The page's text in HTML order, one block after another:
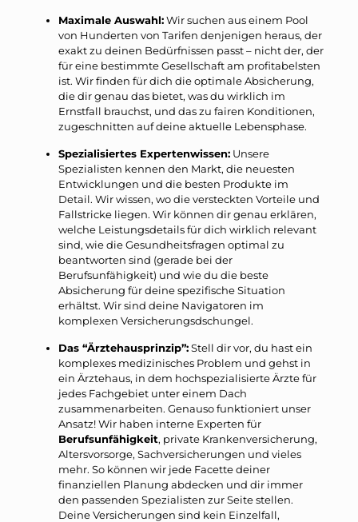
Maximale Auswahl:Wir suchen aus einem Pool
von Hunderten von Tarifen denjenigen heraus, der
exakt zu deinen Bedürfnissen passt – nicht der, der
für eine bestimmte Gesellschaft am profitabelsten
ist. Wir finden für dich die optimale Absicherung,
die dir genau das bietet, was du wirklich im
Ernstfall brauchst, und das zu fairen Konditionen,
zugeschnitten auf deine aktuelle Lebensphase.
Spezialisiertes Expertenwissen: Unsere
Spezialisten kennen den Markt, die neuesten
Entwicklungen und die besten Produkte im
Detail. Wir wissen, wo die versteckten Vorteile und
Fallstricke liegen. Wir können dir genau erklären,
welche Leistungsdetails für dich wirklich relevant
sind, wie die Gesundheitsfragen optimal zu
beantworten sind (gerade bei der
Berufsunfähigkeit) und wie du die beste
Absicherung für deine spezifische Situation
erhältst. Wir sind deine Navigatoren im
komplexen Versicherungsdschungel.
Das “Ärztehausprinzip”:Stell dir vor, du hast ein
komplexes medizinisches Problem und gehst in
ein Ärztehaus, in dem hochspezialisierte Ärzte für
jedes Fachgebiet unter einem Dach
zusammenarbeiten. Genauso funktioniert unser
Ansatz! Wir haben interne Experten für
Berufsunfähigkeit, private Krankenversicherung,
Altersvorsorge, Sachversicherungen und vieles
mehr. So können wir jede Facette deiner
finanziellen Planung abdecken und dir immer
den passenden Spezialisten zur Seite stellen.
Deine Versicherungen sind kein Einzelfall,